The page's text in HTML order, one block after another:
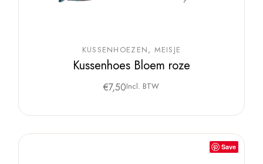
KUSSENHOEZEN MEISJE
Kussenhoes Bloem roze
€7,50Incl. BTW
Save